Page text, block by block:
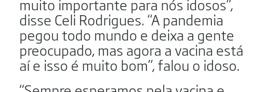
muito importante para nós idosos”,
disse Celi Rodrigues. “A pandemia
pegou todo mundo e deixa a gente
preocupado, mas agora a vacina está
aí e isso é muito bom”, falou o idoso.